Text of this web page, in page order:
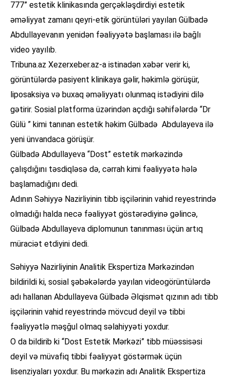
777” estetik klinikasında gerçəkləşdirdiyi estetik
əməliyyat zamanı qeyri-etik görüntüləri yayılan Gülbadə
Abdullayevanın yenidən fəaliyyətə başlaması ilə bağlı
video yayılıb.
Tribuna.az Xezerxeber.az-a istinadən xəbər verir ki,
görüntülərdə pasiyent klinikaya gəlir, həkimlə görüşür,
liposaksiya və buxaq əməliyyatı olunmaq istədiyini dilə
gətirir. Sosial platforma üzərindən açdığı səhifələrdə “Dr
Gülü ” kimi tanınan estetik həkim Gülbadə Abdulayeva ilə
yeni ünvandaca görüşür.
Gülbadə Abdullayeva “Dost” estetik mərkəzində
çalışdığını təsdiqləsə də, cərrah kimi fəaliyyətə hələ
başlamadığını dedi.
Adının Səhiyyə Nazirliyinin tibb işçilərinin vahid reyestrində
olmadığı halda necə fəaliyyət göstərədiyinə gəlincə,
Gülbadə Abdullayeva diplomunun tanınması üçün artıq
müraciət etdiyini dedi.
Səhiyyə Nazirliyinin Analitik Ekspertiza Mərkəzindən
bildirildi ki, sosial şəbəkələrdə yayılan videogörüntülərdə
adı hallanan Abdullayeva Gülbadə Əlqismət qızının adı tibb
işçilərinin vahid reyestrində mövcud deyil və tibbi
fəaliyyətlə məşğul olmaq səlahiyyəti yoxdur.
O da bildirib ki “Dost Estetik Mərkəzi” tibb müəssisəsi
deyil və müvafiq tibbi fəaliyyət göstərmək üçün
lisenziyaları yoxdur. Bu mərkəzin adı Analitik Ekspertiza